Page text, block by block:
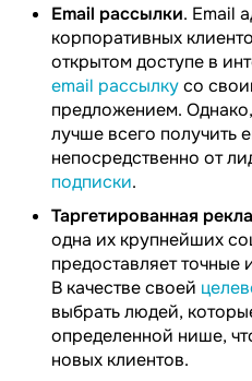
Еmail рассылки. Email
корпоративных
открытом доступе в
email рассылкусо
предложением.
лучше всего получить
непосредственно от
подписки.
Таргетированная
одна их крупнейших
предоставляет точные
В качестве своей
выбрать людей,
определенной нише,
новых клиентов.